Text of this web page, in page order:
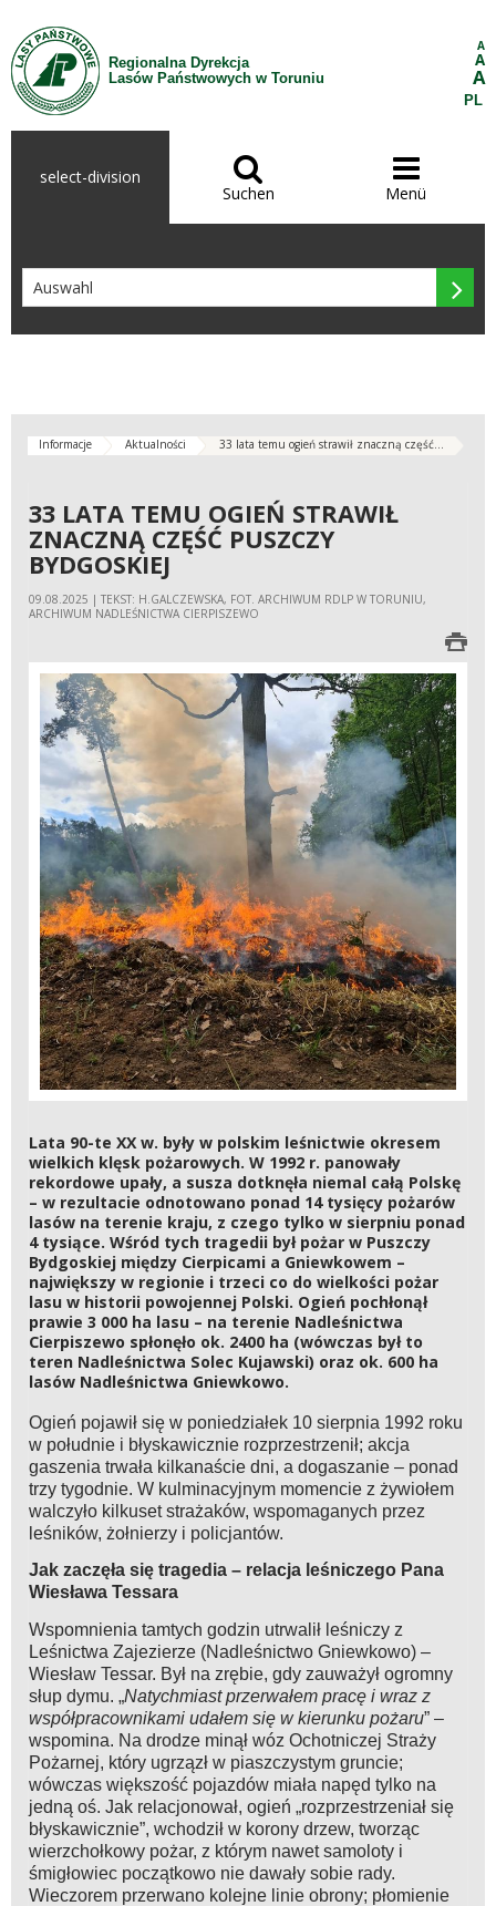
Zum Inhalt wechseln
Regionalna Dyrekcja
Lasów Państwowych w Toruniu
A
A
A
PL
select-division 
Suchen

Menü

Informacje Aktualności 33 lata temu ogień strawił znaczną część...
33 LATA TEMU OGIEŃ STRAWIŁ
ZNACZNĄ CZĘŚĆ PUSZCZY
BYDGOSKIEJ
09.08.2025 | TEKST: H.GALCZEWSKA, FOT. ARCHIWUM RDLP W TORUNIU,
ARCHIWUM NADLEŚNICTWA CIERPISZEWO
Lata 90-te XX w. były w polskim leśnictwie okresem
wielkich klęsk pożarowych. W 1992 r. panowały
rekordowe upały, a susza dotknęła niemal całą Polskę
– w rezultacie odnotowano ponad 14 tysięcy pożarów
lasów na terenie kraju, z czego tylko w sierpniu ponad
4 tysiące. Wśród tych tragedii był pożar w Puszczy
Bydgoskiej między Cierpicami a Gniewkowem –
największy w regionie i trzeci co do wielkości pożar
lasu w historii powojennej Polski. Ogień pochłonął
prawie 3 000 ha lasu – na terenie Nadleśnictwa
Cierpiszewo spłonęło ok. 2400 ha (wówczas był to
teren Nadleśnictwa Solec Kujawski) oraz ok. 600 ha
lasów Nadleśnictwa Gniewkowo.
Ogień pojawił się w poniedziałek 10 sierpnia 1992 roku
w południe i błyskawicznie rozprzestrzenił; akcja
gaszenia trwała kilkanaście dni, a dogaszanie – ponad
trzy tygodnie. W kulminacyjnym momencie z żywiołem
walczyło kilkuset strażaków, wspomaganych przez
leśników, żołnierzy i policjantów.
Jak zaczęła się tragedia – relacja leśniczego Pana
Wiesława Tessara
Wspomnienia tamtych godzin utrwalił leśniczy z
Leśnictwa Zajezierze (Nadleśnictwo Gniewkowo) –
Wiesław Tessar. Był na zrębie, gdy zauważył ogromny
słup dymu. „Natychmiast przerwałem pracę i wraz z
współpracownikami udałem się w kierunku pożaru” –
wspomina. Na drodze minął wóz Ochotniczej Straży
Pożarnej, który ugrzązł w piaszczystym gruncie;
wówczas większość pojazdów miała napęd tylko na
jedną oś. Jak relacjonował, ogień „rozprzestrzeniał się
błyskawicznie”, wchodził w korony drzew, tworząc
wierzchołkowy pożar, z którym nawet samoloty i
śmigłowiec początkowo nie dawały sobie rady.
Wieczorem przerwano kolejne linie obrony; płomienie